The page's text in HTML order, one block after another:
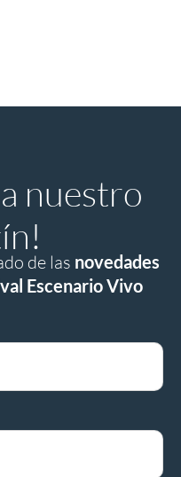
nuestro
de las novedades
Escenario Vivo